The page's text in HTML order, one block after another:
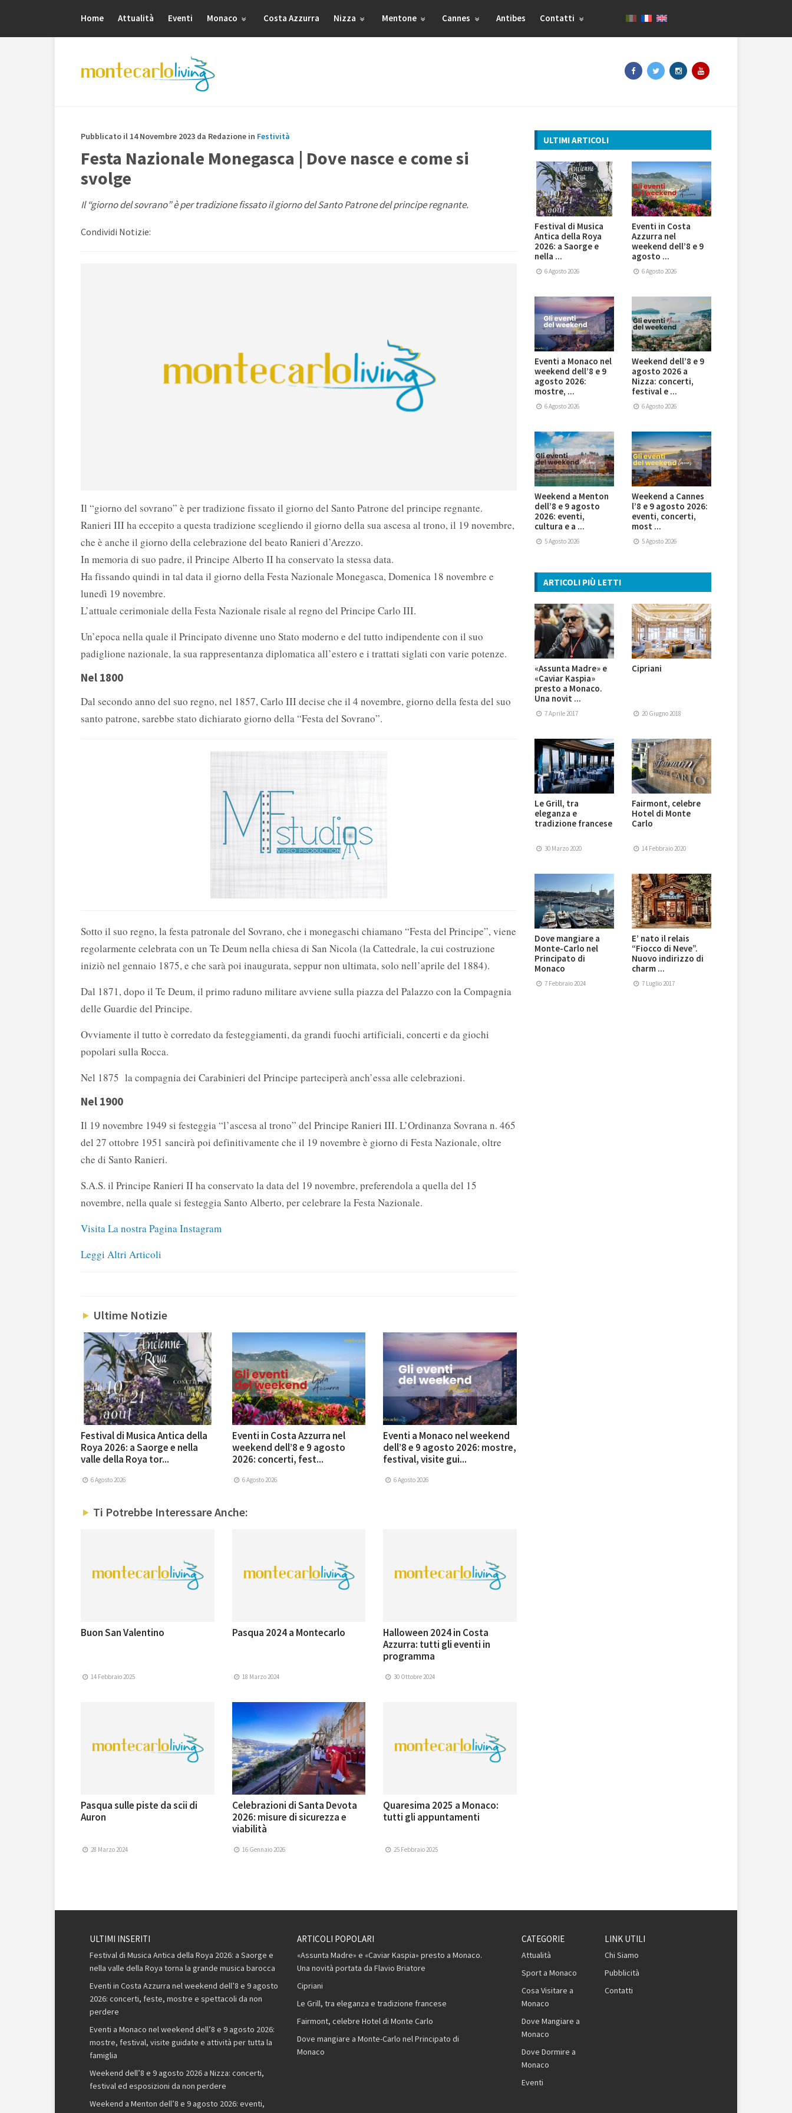
Home Attualità Eventi Monaco Costa Azzurra Nizza Mentone Cannes Antibes Contatti
Pubblicato il 14 Novembre 2023 da Redazione in Festività
Festa Nazionale Monegasca | Dove nasce e come si
svolge
Il “giorno del sovrano” è per tradizione fissato il giorno del Santo Patrone del principe regnante.
Condividi Notizie:
Il “giorno del sovrano” è per tradizione fissato il giorno del Santo Patrone del principe regnante.
Ranieri III ha eccepito a questa tradizione scegliendo il giorno della sua ascesa al trono, il 19 novembre,
che è anche il giorno della celebrazione del beato Ranieri d’Arezzo.
In memoria di suo padre, il Principe Alberto II ha conservato la stessa data.
Ha fissando quindi in tal data il giorno della Festa Nazionale Monegasca,Domenica 18 novembre e
lunedì 19 novembre.
L’attuale cerimoniale della Festa Nazionale risale al regno del Principe Carlo III.
Un’epoca nella quale il Principato divenne uno Stato moderno e del tutto indipendente con il suo
padiglione nazionale, la sua rappresentanza diplomatica all’estero e i trattati siglati con varie potenze.
Nel 1800
Dal secondo anno del suo regno, nel 1857, Carlo III decise che il 4 novembre, giorno della festa del suo
santo patrone, sarebbe stato dichiarato giorno della “Festa del Sovrano”.
Sotto il suo regno, la festa patronale del Sovrano, che i monegaschi chiamano “Festa del Principe”, viene
regolarmente celebrata con un Te Deum nella chiesa di San Nicola (la Cattedrale, la cui costruzione
iniziò nel gennaio 1875, e che sarà poi inaugurata, seppur non ultimata, solo nell’aprile del 1884).
Dal 1871, dopo il Te Deum, il primo raduno militare avviene sulla piazza del Palazzo con la Compagnia
delle Guardie del Principe.
Ovviamente il tutto è corredato da festeggiamenti, da grandi fuochi artificiali, concerti e da giochi
popolari sulla Rocca.
Nel 1875 la compagnia dei Carabinieri del Principe parteciperà anch’essa alle celebrazioni.
Nel 1900
Il 19 novembre 1949 si festeggia “l’ascesa al trono” del Principe Ranieri III. L’Ordinanza Sovrana n. 465
del 27 ottobre 1951 sancirà poi definitivamente che il 19 novembre è giorno di Festa Nazionale, oltre
che di Santo Ranieri.
S.A.S. il Principe Ranieri II ha conservato la data del 19 novembre, preferendola a quella del 15
novembre, nella quale si festeggia Santo Alberto, per celebrare la Festa Nazionale.
Visita La nostra Pagina Instagram
Leggi Altri Articoli
Ultime Notizie
Festival di Musica Antica della
Roya 2026: a Saorge e nella
valle della Roya tor...
6 Agosto 2026
Eventi in Costa Azzurra nel
weekend dell’8 e 9 agosto
2026: concerti, fest...
6 Agosto 2026
Eventi a Monaco nel weekend
dell’8 e 9 agosto 2026: mostre,
festival, visite gui...
6 Agosto 2026
Ti Potrebbe Interessare Anche:
Buon San Valentino
14 Febbraio 2025
Pasqua 2024 a Montecarlo
18 Marzo 2024
Halloween 2024 in Costa
Azzurra: tutti gli eventi in
programma
30 Ottobre 2024
Pasqua sulle piste da scii di
Auron
28 Marzo 2024
Celebrazioni di Santa Devota
2026: misure di sicurezza e
viabilità
16 Gennaio 2026
Quaresima 2025 a Monaco:
tutti gli appuntamenti
25 Febbraio 2025
ULTIMI ARTICOLI
Festival di Musica
Antica della Roya
2026: a Saorge e
nella ...
6 Agosto 2026
Eventi in Costa
Azzurra nel
weekend dell’8 e 9
agosto ...
6 Agosto 2026
Eventi a Monaco nel
weekend dell’8 e 9
agosto 2026:
mostre, ...
6 Agosto 2026
Weekend dell’8 e 9
agosto 2026 a
Nizza: concerti,
festival e ...
6 Agosto 2026
Weekend a Menton
dell’8 e 9 agosto
2026: eventi,
cultura e a ...
5 Agosto 2026
Weekend a Cannes
l’8 e 9 agosto 2026:
eventi, concerti,
most ...
5 Agosto 2026
ARTICOLI PIÙ LETTI
«Assunta Madre» e
«Caviar Kaspia»
presto a Monaco.
Una novit ...
7 Aprile 2017
Cipriani
20 Giugno 2018
Le Grill, tra
eleganza e
tradizione francese
30 Marzo 2020
Fairmont, celebre
Hotel di Monte
Carlo
14 Febbraio 2020
Dove mangiare a
Monte-Carlo nel
Principato di
Monaco
7 Febbraio 2024
E’ nato il relais
“Fiocco di Neve”.
Nuovo indirizzo di
charm ...
7 Luglio 2017
ULTIMI INSERITI
Festival di Musica Antica della Roya 2026: a Saorge e
nella valle della Roya torna la grande musica barocca
Eventi in Costa Azzurra nel weekend dell’8 e 9 agosto
2026: concerti, feste, mostre e spettacoli da non
perdere
Eventi a Monaco nel weekend dell’8 e 9 agosto 2026:
mostre, festival, visite guidate e attività per tutta la
famiglia
Weekend dell’8 e 9 agosto 2026 a Nizza: concerti,
festival ed esposizioni da non perdere
Weekend a Menton dell’8 e 9 agosto 2026: eventi,
ARTICOLI POPOLARI
«Assunta Madre» e «Caviar Kaspia» presto a Monaco.
Una novità portata da Flavio Briatore
Cipriani
Le Grill, tra eleganza e tradizione francese
Fairmont, celebre Hotel di Monte Carlo
Dove mangiare a Monte-Carlo nel Principato di
Monaco
CATEGORIE
Attualità
Sport a Monaco
Cosa Visitare a
Monaco
Dove Mangiare a
Monaco
Dove Dormire a
Monaco
Eventi
LINK UTILI
Chi Siamo
Pubblicità
Contatti